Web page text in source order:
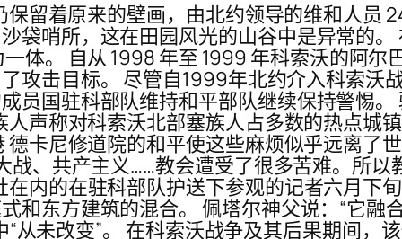
留着原来的壁画，由北约领导的维和人员
袋哨所，这在田园风光的山谷中是异常的
体。 自从 1998 年至 1999 年科索沃的阿尔
攻击目标。 尽管自1999年北约介入科索沃
员国驻科部队维持和平部队继续保持警惕
声称对科索沃北部塞族人占多数的热点城
卡尼修道院的和平使这些麻烦似乎远离了
战、共产主义……教会遭受了很多苦难。所
内的在驻科部队护送下参观的记者六月下
和东方建筑的混合。 佩塔尔神父说：“它融
从未改变”。 在科索沃战争及其后果期间，